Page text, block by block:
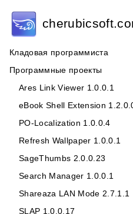
Кладовая программиста
Программные проекты
Ares Link Viewer 1.0.0.1
eBook Shell Extension
PO-Localization 1.0.0.4
Refresh Wallpaper 1.0.0.1
SageThumbs 2.0.0.23
Search Manager 1.0.0.1
Shareaza LAN Mode 2.7.1.1
SLAP 1.0.0.17